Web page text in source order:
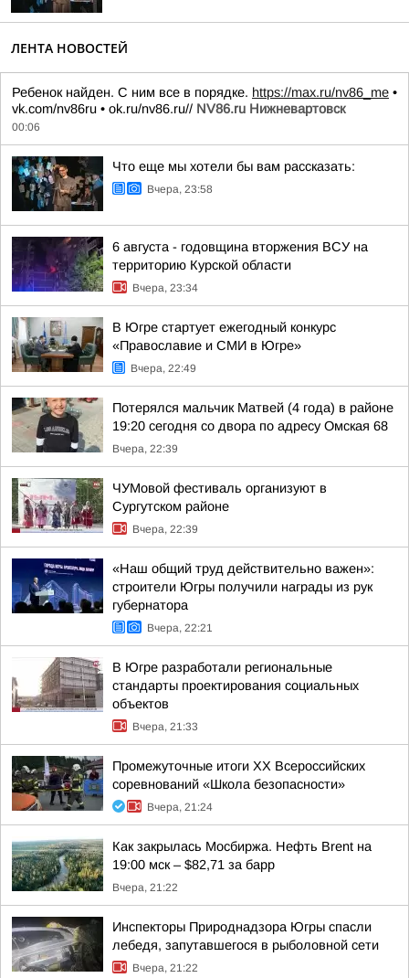
ЛЕНТА НОВОСТЕЙ
Ребенок найден. С ним все в порядке. https://max.ru/nv86_me •
vk.com/nv86ru • ok.ru/nv86.ru// NV86.ru Нижневартовск
00:06
Что еще мы хотели бы вам рассказать:
Вчера, 23:58
6 августа - годовщина вторжения ВСУ на
территорию Курской области
Вчера, 23:34
В Югре стартует ежегодный конкурс
«Православие и СМИ в Югре»
Вчера, 22:49
Потерялся мальчик Матвей (4 года) в районе
19:20 сегодня со двора по адресу Омская 68
Вчера, 22:39
ЧУМовой фестиваль организуют в
Сургутском районе
Вчера, 22:39
«Наш общий труд действительно важен»:
строители Югры получили награды из рук
губернатора
Вчера, 22:21
В Югре разработали региональные
стандарты проектирования социальных
объектов
Вчера, 21:33
Промежуточные итоги XX Всероссийских
соревнований «Школа безопасности»
Вчера, 21:24
Как закрылась Мосбиржа. Нефть Brent на
19:00 мск – $82,71 за барр
Вчера, 21:22
Инспекторы Природнадзора Югры спасли
лебедя, запутавшегося в рыболовной сети
Вчера, 21:22